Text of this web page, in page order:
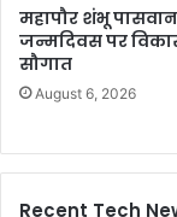
महापौर शंभू
जन्मदिवस पर
सौगात
August 6, 2026
Recent Tech